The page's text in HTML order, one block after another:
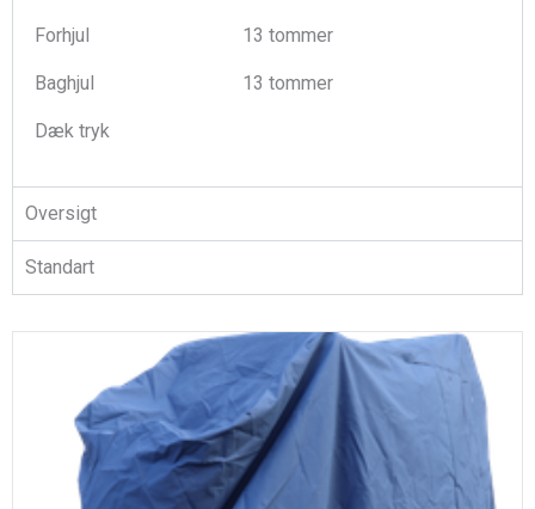
Forhjul 13 tommer
Baghjul 13 tommer
Dæk tryk
Oversigt
Standart